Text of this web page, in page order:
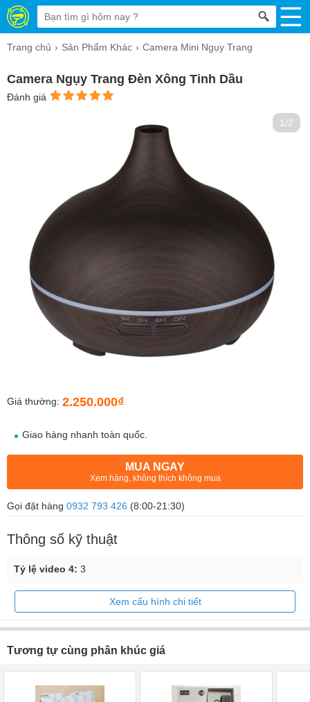
Trang chủ Sản Phẩm Khác Camera Mini Ngụy Trang
Camera Ngụy Trang Đèn Xông Tinh Dầu
Đánh giá
1/2
Giá thường: 2.250.000₫
Giao hàng nhanh toàn quốc.
MUA NGAY
Xem hàng, không thích không mua
Gọi đặt hàng 0932 793 426 (8:00-21:30)
Thông số kỹ thuật
Tỷ lệ video 4: 3
Xem cấu hình chi tiết
Tương tự cùng phân khúc giá